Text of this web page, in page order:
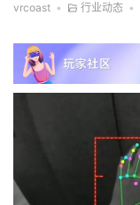
vrcoast • 行业动态 •